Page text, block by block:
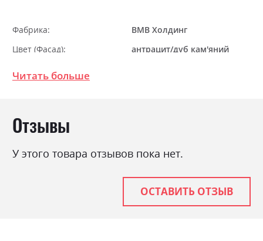
Фабрика:
ВМВ Холдинг
Цвет (Фасад):
антрацит/дуб кам'яний
Материал
Читать больше
Отзывы
У этого товара отзывов пока нет.
ОСТАВИТЬ ОТЗЫВ